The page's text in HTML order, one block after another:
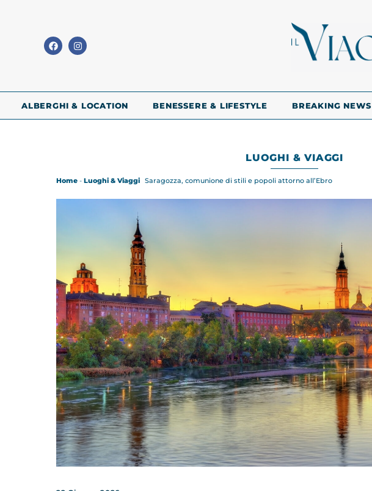
ALBERGHI & LOCATION BENESSERE & LIFESTYLE BREAKING NEWS
LUOGHI & VIAGGI
Home - Luoghi & Viaggi Saragozza, comunione di stili e popoli attorno all’Ebro